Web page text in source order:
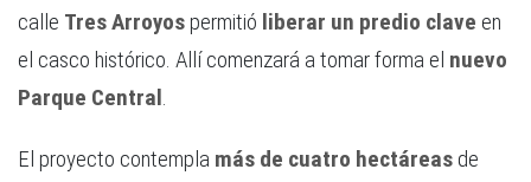
calle Tres Arroyos permitió liberar un predio clave en
el casco histórico. Allí comenzará a tomar forma el nuevo
Parque Central.
El proyecto contempla más de cuatro hectáreas de